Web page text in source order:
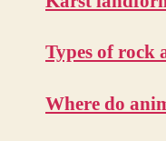
Types of rock
Where do